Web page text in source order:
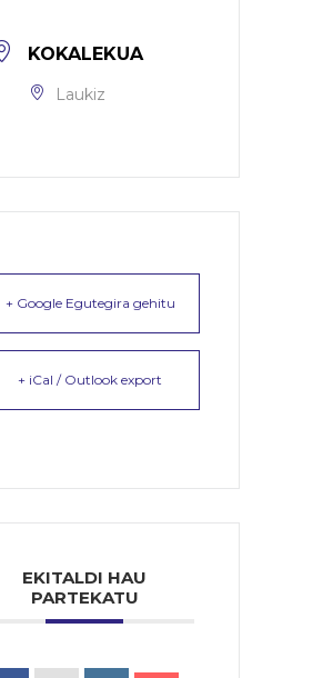
KOKALEKUA
Laukiz
+ Google Egutegira gehitu
+ iCal / Outlook export
EKITALDI HAU
PARTEKATU